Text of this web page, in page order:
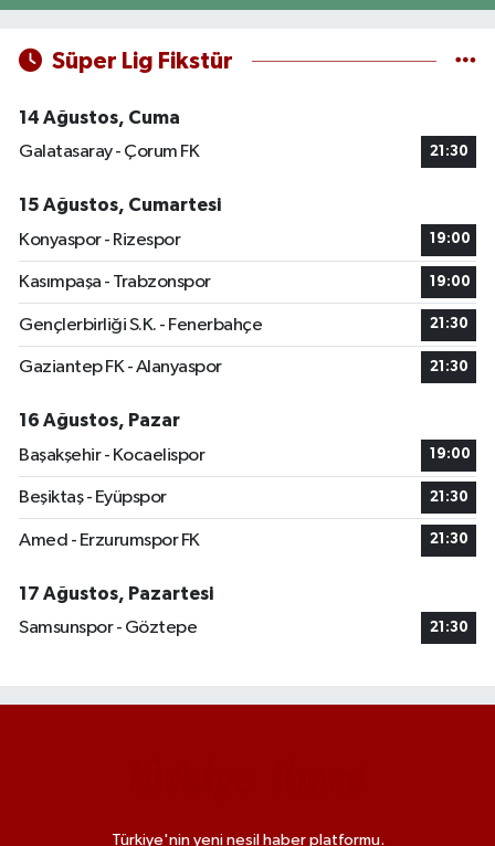
Süper Lig Fikstür
14 Ağustos, Cuma
Galatasaray - Çorum FK
21:30
15 Ağustos, Cumartesi
Konyaspor - Rizespor
19:00
Kasımpaşa - Trabzonspor 19:00
Gençlerbirliği S.K. - Fenerbahçe 21:30
Gaziantep FK - Alanyaspor 21:30
16 Ağustos, Pazar
Başakşehir - Kocaelispor
19:00
Beşiktaş - Eyüpspor 21:30
Amed - Erzurumspor FK 21:30
17 Ağustos, Pazartesi
Samsunspor - Göztepe
21:30
Türkiye'nin yeni nesil haber platformu.